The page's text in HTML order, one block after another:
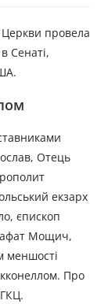
Церкви провела
Сенаті,
Отець
екзарх
єпископ
Мощич,
меншості
Про